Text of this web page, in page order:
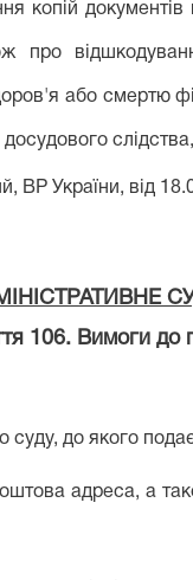
копій
про
або смертю
досудового
ВР України, від
106. Вимоги до
суду, до якого
адреса, а